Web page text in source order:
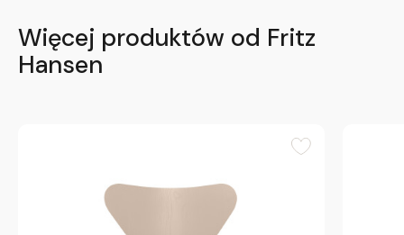
Więcej produktów od Fritz
Hansen